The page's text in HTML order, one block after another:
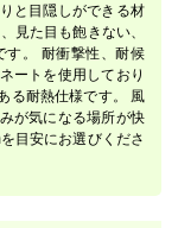
と目隠しができる材
見た目も飽きない、
す。 耐衝撃性、耐候
ートを使用しており
る耐熱仕様です。 風
が気になる場所が快
目安にお選びくださ